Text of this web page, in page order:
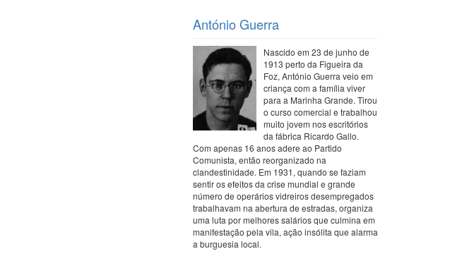
António Guerra
Nascido em 23 de junho de
1913 perto da Figueira da
Foz, António Guerra veio em
criança com a família viver
para a Marinha Grande. Tirou
o curso comercial e trabalhou
muito jovem nos escritórios
da fábrica Ricardo Gallo.
Com apenas 16 anos adere ao Partido
Comunista, então reorganizado na
clandestinidade. Em 1931, quando se faziam
sentir os efeitos da crise mundial e grande
número de operários vidreiros desempregados
trabalhavam na abertura de estradas, organiza
uma luta por melhores salários que culmina em
manifestação pela vila, ação insólita que alarma
a burguesia local.